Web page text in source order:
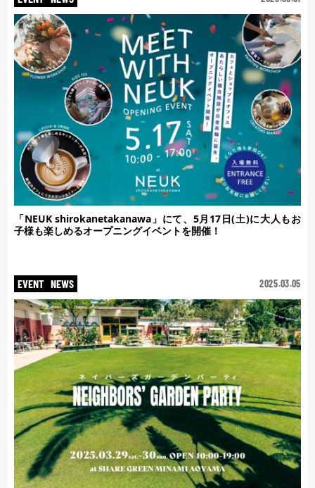
「NEUK shirokanetakanawa」にて、5月17日(土)に大人もお
子様も楽しめるオープニングイベントを開催！
EVENT NEWS 2025.03.05